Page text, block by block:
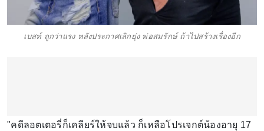
เบสท์ ถูกว่าแรง หลังประกาศเลิกยุ่ง พ่อสมรักษ์ ถ้าไปสร้างเรื่องอีก
"คดีลอตเตอรี่ก็เคลียร์ให้จบแล้ว ก็เหลือโปรเจกต์น้องอายุ 17